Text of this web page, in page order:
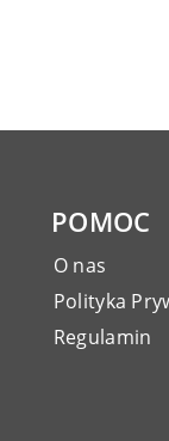
POMOC
O nas
Polityka
Regulamin